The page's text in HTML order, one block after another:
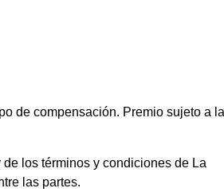
de compensación. Premio sujeto a la
los términos y condiciones de La
las partes.